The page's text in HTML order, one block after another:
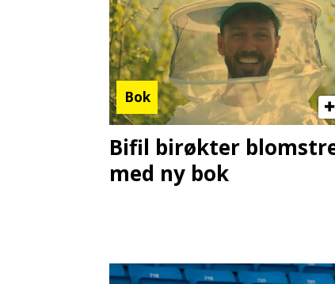
Bok
Bifil birøkter
med ny bok